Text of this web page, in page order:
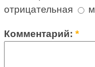
отрицательная
Комментарий:*